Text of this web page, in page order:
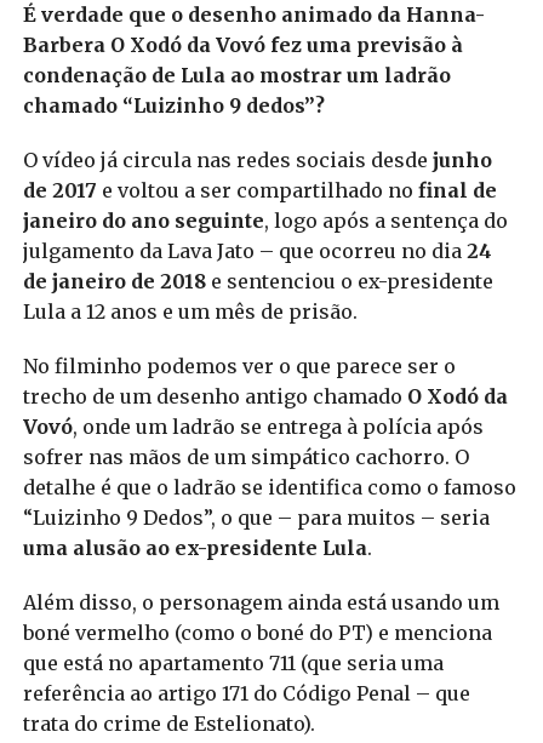
É verdade que o desenho animado da Hanna-
Barbera O Xodó da Vovó fez uma previsão à
condenação de Lula ao mostrar um ladrão
chamado “Luizinho 9 dedos”?
O vídeo já circula nas redes sociais desde junho
de 2017 e voltou a ser compartilhado no final de
janeiro do ano seguinte, logo após a sentença do
julgamento da Lava Jato – que ocorreu no dia 24
de janeiro de 2018e sentenciou o ex-presidente
Lula a 12 anos e um mês de prisão.
No filminho podemos ver o que parece ser o
trecho de um desenho antigo chamado O Xodó da
Vovó, onde um ladrão se entrega à polícia após
sofrer nas mãos de um simpático cachorro. O
detalhe é que o ladrão se identifica como o famoso
“Luizinho 9 Dedos”, o que – para muitos – seria
uma alusão ao ex-presidente Lula.
Além disso, o personagem ainda está usando um
boné vermelho (como o boné do PT) e menciona
que está no apartamento 711 (que seria uma
referência ao artigo 171 do Código Penal – que
trata do crime de Estelionato).